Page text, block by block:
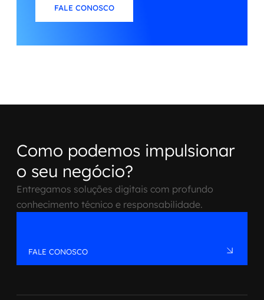
FALE CONOSCO
Como podemos impulsionar
o seu negócio?
Entregamos soluções digitais com profundo
conhecimento técnico e responsabilidade.
FALE CONOSCO